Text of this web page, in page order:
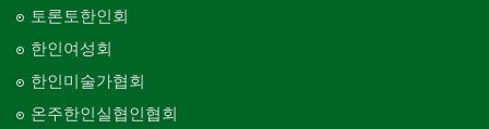
토론토한인회
한인여성회
한인미술가협회
온주한인실협인협회